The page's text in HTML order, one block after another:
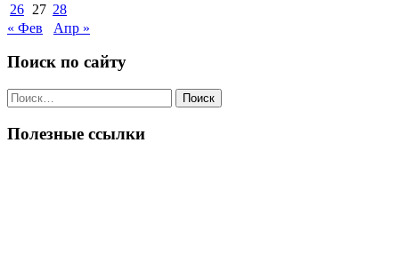
26 27 28
« Фев
Апр »
Поиск по сайту
Поиск
по:
Полезные ссылки